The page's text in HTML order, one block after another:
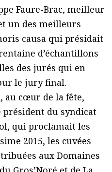
Faure-Brac, meilleur
un des meilleurs
causa qui présidait
d’échantillons
des jurés qui en
le jury final.
au cœur de la fête,
président du syndicat
qui proclamait les
2015, les cuvées
aux Domaines